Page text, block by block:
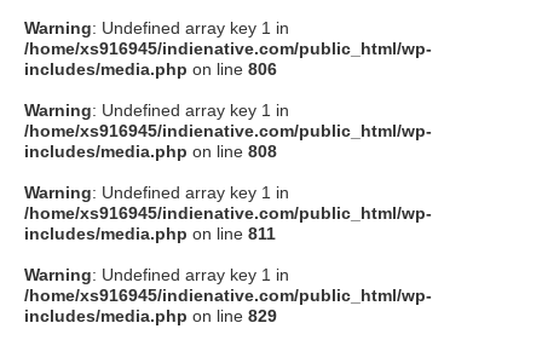
Warning: Undefined array key 1 in
/home/xs916945/indienative.com/public_html/wp-
includes/media.php on line 806
Warning: Undefined array key 1 in
/home/xs916945/indienative.com/public_html/wp-
includes/media.php on line 808
Warning: Undefined array key 1 in
/home/xs916945/indienative.com/public_html/wp-
includes/media.php on line 811
Warning: Undefined array key 1 in
/home/xs916945/indienative.com/public_html/wp-
includes/media.php on line 829